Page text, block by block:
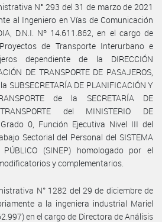
N° 293 del 31 de marzo de 2021
al Ingeniero en Vías de Comunicación
D.N.I. Nº 14.611.862, en el cargo de
de Transporte Interurbano e
dependiente de la DIRECCIÓN
DE TRANSPORTE DE PASAJEROS,
SUBSECRETARÍA DE PLANIFICACIÓN Y
de la SECRETARÍA DE
del MINISTERIO DE
Grado 0, Función Ejecutiva Nivel III del
Sectorial del Personal del SISTEMA
PÚBLICO (SINEP) homologado por el
y complementarios.
N° 1282 del 29 de diciembre de
a la ingeniera industrial Mariel
en el cargo de Directora de Análisis